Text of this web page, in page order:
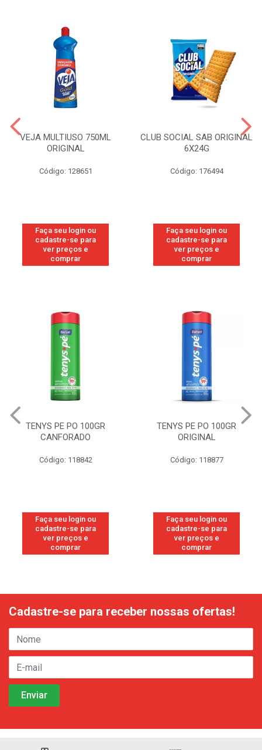
VEJA MULTIUSO 750ML
ORIGINAL
Código: 128651
Faça seu login ou
cadastre-se para
ver preços e
comprar
CLUB SOCIAL SAB ORIGINAL
6X24G
Código: 176494
Faça seu login ou
cadastre-se para
ver preços e
comprar
TENYS PE PO 100GR
CANFORADO
Código: 118842
Faça seu login ou
cadastre-se para
ver preços e
comprar
TENYS PE PO 100GR
ORIGINAL
Código: 118877
Faça seu login ou
cadastre-se para
ver preços e
comprar
Cadastre-se para receber nossas ofertas!